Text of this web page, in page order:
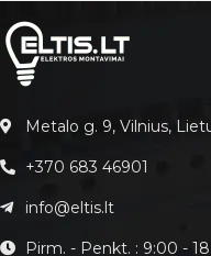
Metalo g. 9, Vilnius,
+370 683 46901
info@eltis.lt
Pirm. - Penkt. : 9:00 -